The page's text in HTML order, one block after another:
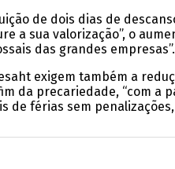
de dois dias de
a sua valorização”, o
das grandes empresas”.
exigem também a
da precariedade, “com a
de férias sem